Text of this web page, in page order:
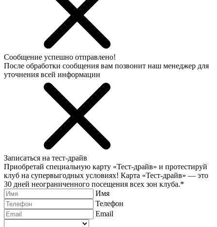
Сообщение успешно отправлено!
После обработки сообщения вам позвонит наш менеджер для
уточнения всей информации
Записаться на тест-драйв
Приобретай специальную карту «Тест-драйв» и протестируй
клуб на супервыгодных условиях! Карта «Тест-драйв» — это
30 дней неограниченного посещения всех зон клуба.*
Имя
Телефон
Email